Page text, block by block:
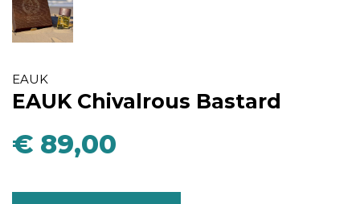
EAUK
EAUK Chivalrous Bastard
€ 89,00